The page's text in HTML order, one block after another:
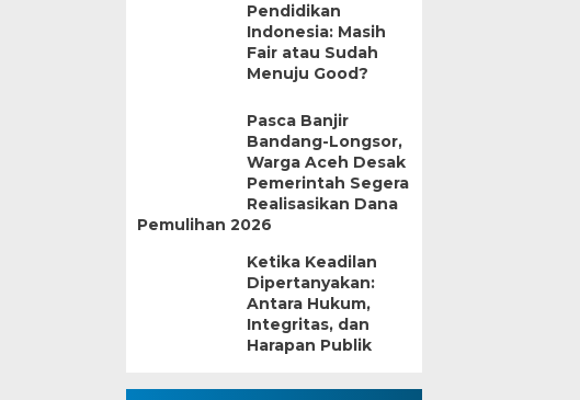
Pendidikan
Indonesia: Masih
Fair atau Sudah
Menuju Good?
Pasca Banjir
Bandang-Longsor,
Warga Aceh Desak
Pemerintah Segera
Realisasikan Dana
Pemulihan 2026
Ketika Keadilan
Dipertanyakan:
Antara Hukum,
Integritas, dan
Harapan Publik